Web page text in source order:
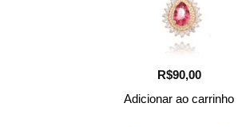
R$90,00
Adicionar ao carrinho